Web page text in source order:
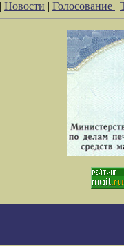
| Новости | Голосование |